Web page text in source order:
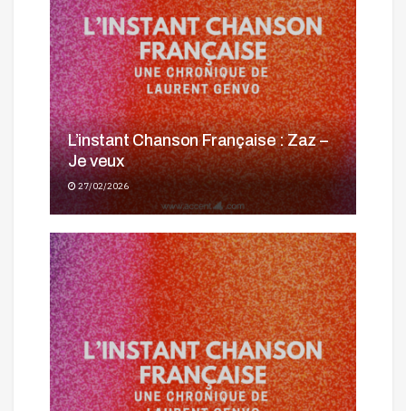
L’instant Chanson Française : Zaz –
Je veux
27/02/2026